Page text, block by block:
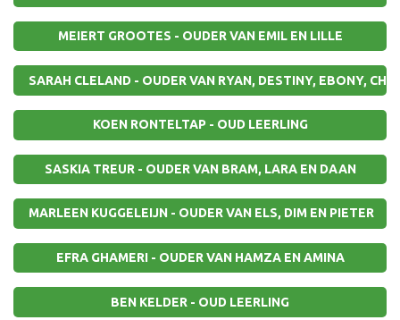
MEIERT GROOTES - OUDER VAN EMIL EN LILLE
SARAH CLELAND - OUDER VAN RYAN, DESTINY, EBONY,
KOEN RONTELTAP - OUD LEERLING
SASKIA TREUR - OUDER VAN BRAM, LARA EN DAAN
MARLEEN KUGGELEIJN - OUDER VAN ELS, DIM EN PIETER
EFRA GHAMERI - OUDER VAN HAMZA EN AMINA
BEN KELDER - OUD LEERLING